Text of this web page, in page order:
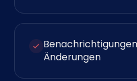
Änderungen